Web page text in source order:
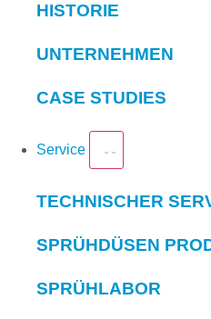
HISTORIE
UNTERNEHMEN
CASE STUDIES
Service
TECHNISCHER
SPRÜHDÜSEN
SPRÜHLABOR